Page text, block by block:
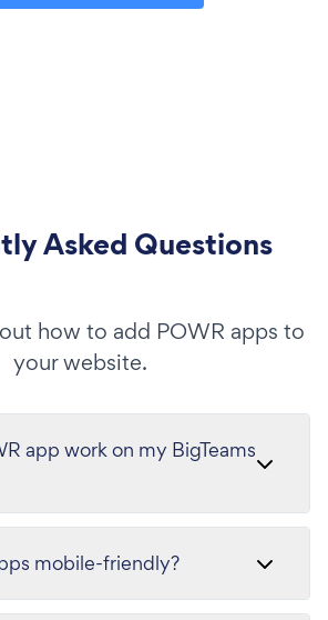
Asked Questions
how to add POWR apps to
your website.
app work on my BigTeams
mobile-friendly?